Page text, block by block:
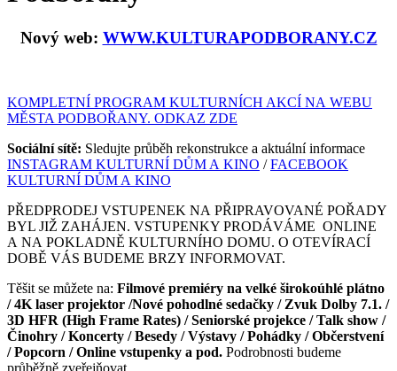
Nový web: WWW.KULTURAPODBORANY.CZ
KOMPLETNÍ PROGRAM KULTURNÍCH AKCÍ NA WEBU
MĚSTA PODBOŘANY. ODKAZ ZDE
Sociální sítě: Sledujte průběh rekonstrukce a aktuální informace
INSTAGRAM KULTURNÍ DŮM A KINO /FACEBOOK
KULTURNÍ DŮM A KINO
PŘEDPRODEJ VSTUPENEK NA PŘIPRAVOVANÉ POŘADY
BYL JIŽ ZAHÁJEN. VSTUPENKY PRODÁVÁME ONLINE
A NA POKLADNĚ KULTURNÍHO DOMU. O OTEVÍRACÍ
DOBĚ VÁS BUDEME BRZY INFORMOVAT.
Těšit se můžete na: Filmové premiéry na velké širokoúhlé plátno
/ 4K laser projektor /Nové pohodlné sedačky / Zvuk Dolby 7.1. /
3D HFR (High Frame Rates) / Seniorské projekce / Talk show /
Činohry / Koncerty / Besedy / Výstavy / Pohádky / Občerstvení
/ Popcorn / Online vstupenky a pod. Podrobnosti budeme
průběžně zveřejňovat.